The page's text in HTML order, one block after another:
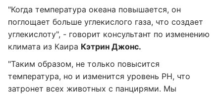
"Когда температура океана повышается, он
поглощает больше углекислого газа, что создает
углекислоту", - говорит консультант по изменению
климата из Каира Кэтрин Джонс.
"Таким образом, не только повысится
температура, но и изменится уровень PH, что
затронет всех животных с панцирями. Мы